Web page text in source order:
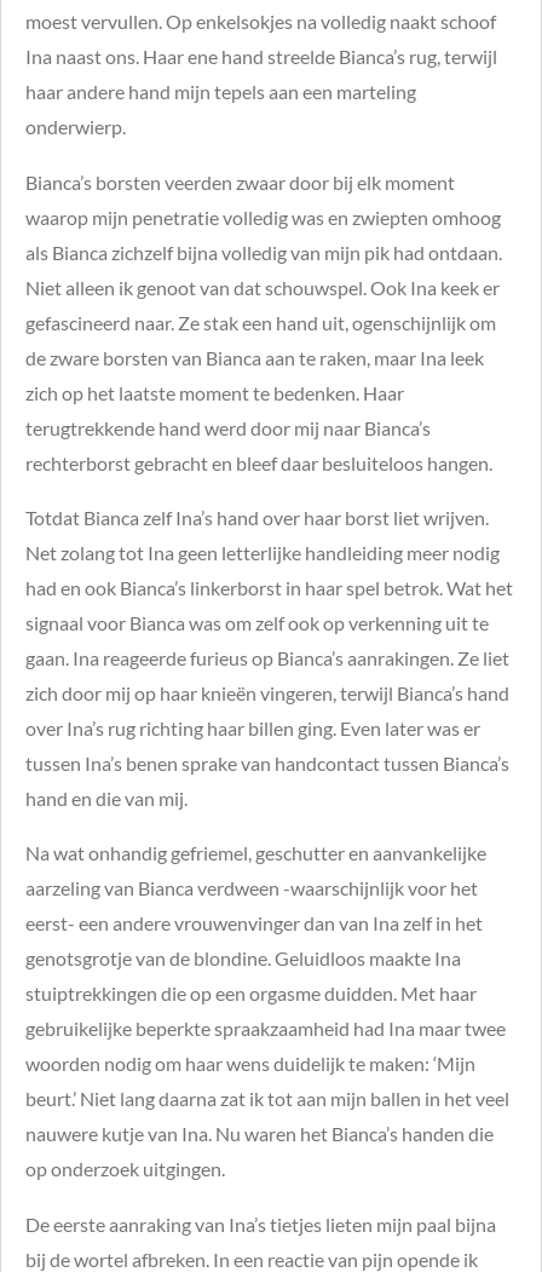
moest vervullen. Op enkelsokjes na volledig naakt schoof
Ina naast ons. Haar ene hand streelde Bianca’s rug, terwijl
haar andere hand mijn tepels aan een marteling
onderwierp.
Bianca’s borsten veerden zwaar door bij elk moment
waarop mijn penetratie volledig was en zwiepten omhoog
als Bianca zichzelf bijna volledig van mijn pik had ontdaan.
Niet alleen ik genoot van dat schouwspel. Ook Ina keek er
gefascineerd naar. Ze stak een hand uit, ogenschijnlijk om
de zware borsten van Bianca aan te raken, maar Ina leek
zich op het laatste moment te bedenken. Haar
terugtrekkende hand werd door mij naar Bianca’s
rechterborst gebracht en bleef daar besluiteloos hangen.
Totdat Bianca zelf Ina’s hand over haar borst liet wrijven.
Net zolang tot Ina geen letterlijke handleiding meer nodig
had en ook Bianca’s linkerborst in haar spel betrok. Wat het
signaal voor Bianca was om zelf ook op verkenning uit te
gaan. Ina reageerde furieus op Bianca’s aanrakingen. Ze liet
zich door mij op haar knieën vingeren, terwijl Bianca’s hand
over Ina’s rug richting haar billen ging. Even later was er
tussen Ina’s benen sprake van handcontact tussen Bianca’s
hand en die van mij.
Na wat onhandig gefriemel, geschutter en aanvankelijke
aarzeling van Bianca verdween -waarschijnlijk voor het
eerst- een andere vrouwenvinger dan van Ina zelf in het
genotsgrotje van de blondine. Geluidloos maakte Ina
stuiptrekkingen die op een orgasme duidden. Met haar
gebruikelijke beperkte spraakzaamheid had Ina maar twee
woorden nodig om haar wens duidelijk te maken: ‘Mijn
beurt.’ Niet lang daarna zat ik tot aan mijn ballen in het veel
nauwere kutje van Ina. Nu waren het Bianca’s handen die
op onderzoek uitgingen.
De eerste aanraking van Ina’s tietjes lieten mijn paal bijna
bij de wortel afbreken. In een reactie van pijn opende ik